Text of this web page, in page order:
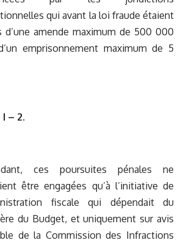
qui avant la loi fraude étaient
d’une amende maximum de 500 000
emprisonnement maximum de 5
I – 2.
ces poursuites pénales ne
être engagées qu’à l’initiative de
fiscale qui dépendait du
du Budget, et uniquement sur avis
de la Commission des Infractions